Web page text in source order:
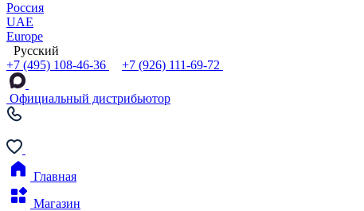
Россия
UAE
Europe
Русский
+7 (495) 108-46-36
+7 (926) 111-69-72
Официальный дистрибьютор
Главная
Магазин